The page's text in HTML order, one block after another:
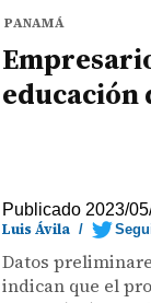
PANAMÁ
educación
Publicado 2023/
Luis Ávila /
Datos
indican que el